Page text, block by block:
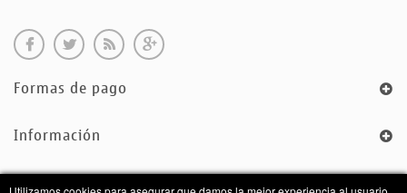
Formas de pago
Información
Sobre Nosotros